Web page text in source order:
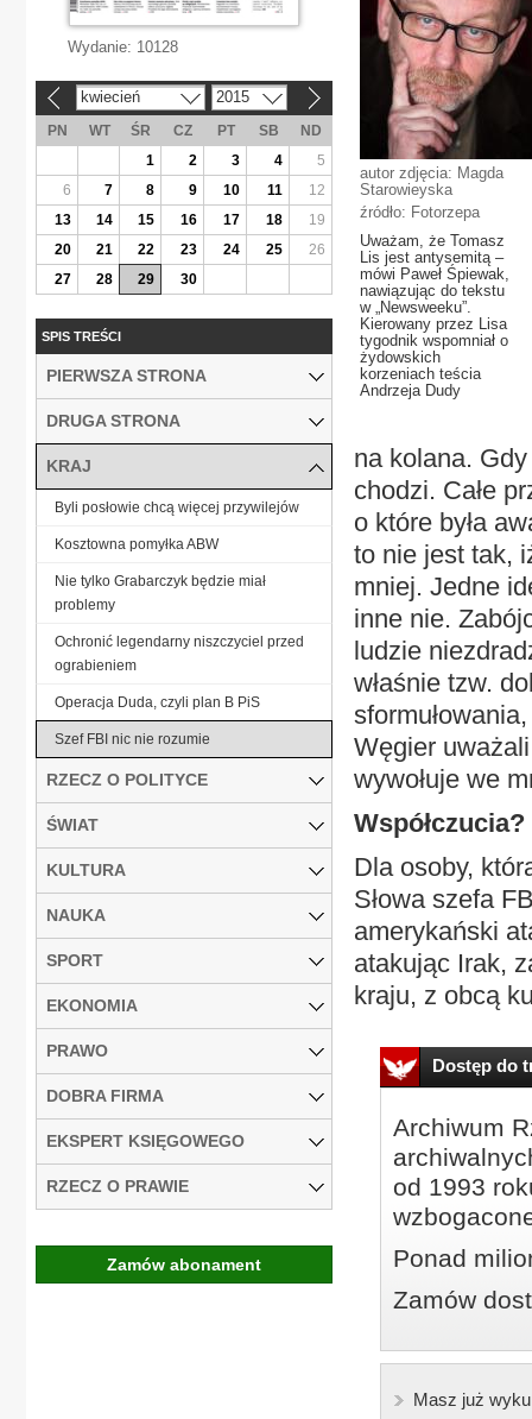
autor zdjęcia: Magda
Starowieyska
źródło: Fotorzepa
Uważam, że Tomasz
Lis jest antysemitą –
mówi Paweł Śpiewak,
nawiązując do tekstu
w „Newsweeku”.
Kierowany przez Lisa
tygodnik wspomniał o
żydowskich
korzeniach teścia
Andrzeja Dudy
na kolana.
chodzi. Całe
o które była
to nie jest tak,
mniej. Jedne
inne nie.
ludzie
właśnie tzw.
Węgier
wywołuje we
Dla osoby,
Słowa szefa
amerykański
atakując Irak,
kraju, z obcą
Dostęp do
Archiwum
od 1993
Ponad
Zamów
Masz już
Wydanie: 10128
kwiecień 2015
PN WT ŚR CZ PT SB
ND
1
2 3 4
5
6
7 8 9 10 11
12
13
14 15 16 17 18
19
20
21 22 23 24 25
26
27
28 29 30
SPIS TREŚCI
PIERWSZA STRONA
DRUGA STRONA
KRAJ
Byli posłowie chcą więcej przywilejów
Kosztowna pomyłka ABW
Nie tylko Grabarczyk będzie miał
problemy
Ochronić legendarny niszczyciel przed
ograbieniem
Operacja Duda, czyli plan B PiS
Szef FBI nic nie rozumie
RZECZ O POLITYCE
ŚWIAT
KULTURA
NAUKA
SPORT
EKONOMIA
PRAWO
DOBRA FIRMA
EKSPERT KSIĘGOWEGO
RZECZ O PRAWIE
Zamów abonament